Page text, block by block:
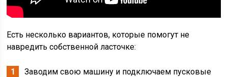
Есть несколько вариантов, которые помогут не
навредить собственной ласточке:
Заводим свою машину и подключаем пусковые